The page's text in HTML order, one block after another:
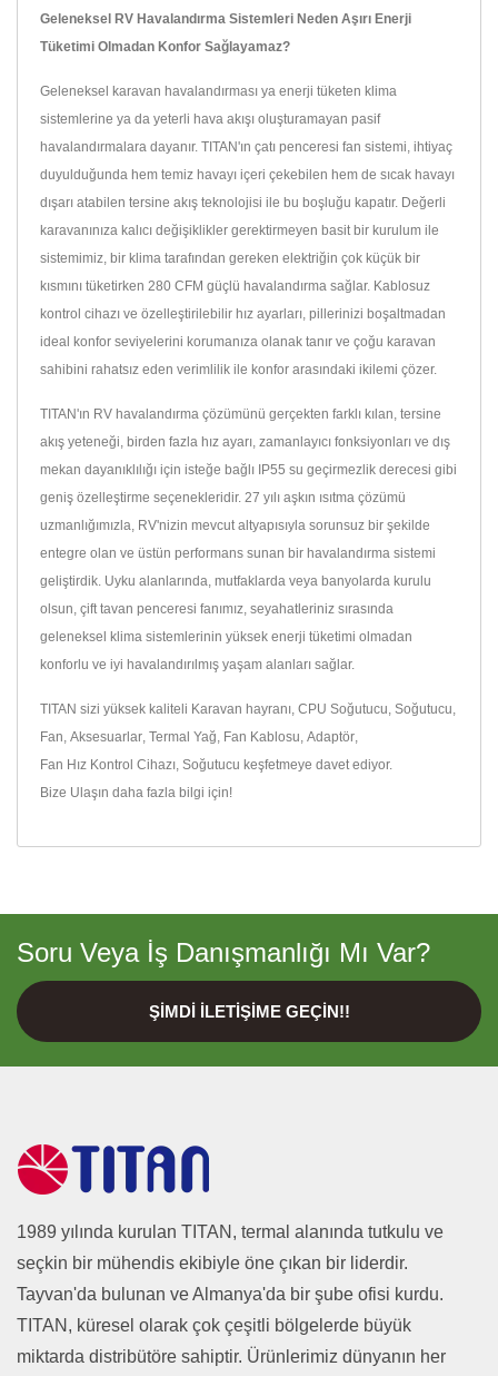
Geleneksel RV Havalandırma Sistemleri Neden Aşırı Enerji
Tüketimi Olmadan Konfor Sağlayamaz?
Geleneksel karavan havalandırması ya enerji tüketen klima
sistemlerine ya da yeterli hava akışı oluşturamayan pasif
havalandırmalara dayanır. TITAN'ın çatı penceresi fan sistemi, ihtiyaç
duyulduğunda hem temiz havayı içeri çekebilen hem de sıcak havayı
dışarı atabilen tersine akış teknolojisi ile bu boşluğu kapatır. Değerli
karavanınıza kalıcı değişiklikler gerektirmeyen basit bir kurulum ile
sistemimiz, bir klima tarafından gereken elektriğin çok küçük bir
kısmını tüketirken 280 CFM güçlü havalandırma sağlar. Kablosuz
kontrol cihazı ve özelleştirilebilir hız ayarları, pillerinizi boşaltmadan
ideal konfor seviyelerini korumanıza olanak tanır ve çoğu karavan
sahibini rahatsız eden verimlilik ile konfor arasındaki ikilemi çözer.
TITAN'ın RV havalandırma çözümünü gerçekten farklı kılan, tersine
akış yeteneği, birden fazla hız ayarı, zamanlayıcı fonksiyonları ve dış
mekan dayanıklılığı için isteğe bağlı IP55 su geçirmezlik derecesi gibi
geniş özelleştirme seçenekleridir. 27 yılı aşkın ısıtma çözümü
uzmanlığımızla, RV'nizin mevcut altyapısıyla sorunsuz bir şekilde
entegre olan ve üstün performans sunan bir havalandırma sistemi
geliştirdik. Uyku alanlarında, mutfaklarda veya banyolarda kurulu
olsun, çift tavan penceresi fanımız, seyahatleriniz sırasında
geleneksel klima sistemlerinin yüksek enerji tüketimi olmadan
konforlu ve iyi havalandırılmış yaşam alanları sağlar.
TITAN sizi yüksek kaliteli Karavan hayranı CPU Soğutucu Soğutucu
Fan Aksesuarlar Termal Yağ Fan Kablosu Adaptör
Fan Hız Kontrol Cihazı Soğutucu keşfetmeye davet ediyor.
Bize Ulaşın daha fazla bilgi için!
Soru Veya İş Danışmanlığı Mı Var?
ŞIMDI İLETIŞIME GEÇIN!!
1989 yılında kurulan TITAN, termal alanında tutkulu ve
seçkin bir mühendis ekibiyle öne çıkan bir liderdir.
Tayvan'da bulunan ve Almanya'da bir şube ofisi kurdu.
TITAN, küresel olarak çok çeşitli bölgelerde büyük
miktarda distribütöre sahiptir. Ürünlerimiz dünyanın her